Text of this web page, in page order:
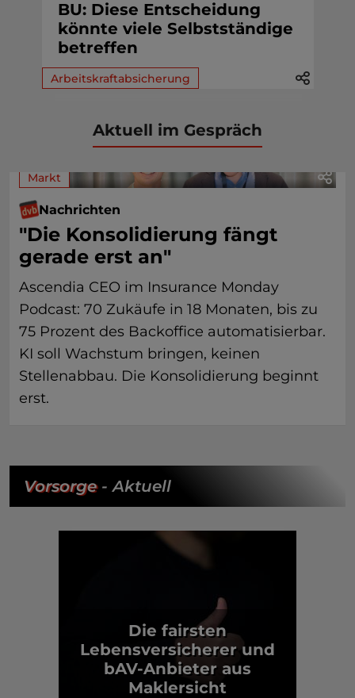
BU: Diese Entscheidung
könnte viele Selbstständige
betreffen
Arbeitskraftabsicherung
Aktuell im Gespräch
Markt
Nachrichten
"Die Konsolidierung fängt
gerade erst an"
Ascendia CEO im Insurance Monday
Podcast: 70 Zukäufe in 18 Monaten, bis zu
75 Prozent des Backoffice automatisierbar.
KI soll Wachstum bringen, keinen
Stellenabbau. Die Konsolidierung beginnt
erst.
Vorsorge- Aktuell
Die fairsten
Lebensversicherer und
bAV-Anbieter aus
Maklersicht